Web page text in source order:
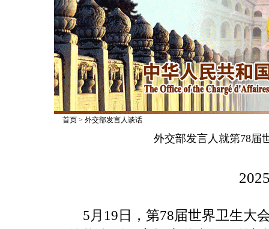
首页> 外交部发言人谈话
外交部发言人就第78届
5月19日，第78届世界卫生大